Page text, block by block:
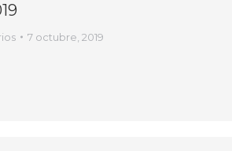
7 octubre, 2019